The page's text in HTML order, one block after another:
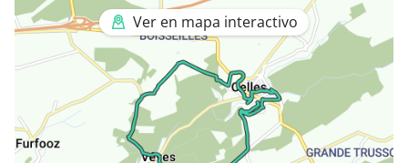
Ver en mapa interactivo